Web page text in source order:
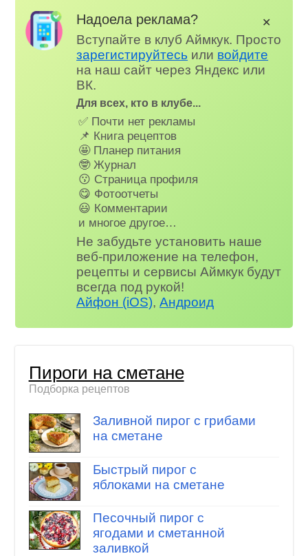
Надоела реклама?
Вступайте в клуб Аймкук. Просто
зарегистируйтесь или войдите
на наш сайт через Яндекс или
ВК.
Для всех, кто в клубе...
✅ Почти нет рекламы
📌 Книга рецептов
🤩 Планер питания
🤓 Журнал
😗 Страница профиля
😋 Фотоотчеты
😃 Комментарии
и многое другое…
Не забудьте установить наше
веб-приложение на телефон,
рецепты и сервисы Аймкук будут
всегда под рукой!
Айфон (iOS),Андроид
✕
Пироги на сметане
Подборка рецептов
Заливной пирог с грибами
на сметане
Быстрый пирог с
яблоками на сметане
Песочный пирог с
ягодами и сметанной
заливкой